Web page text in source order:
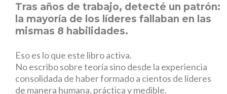
Tras años de trabajo, detecté un patrón:
la mayoría de los líderes fallaban en las
mismas 8 habilidades.
Eso es lo que este libro activa.
No escribo sobre teoría sino desde la experiencia
consolidada de haber formado a cientos de líderes
de manera humana, práctica y medible.